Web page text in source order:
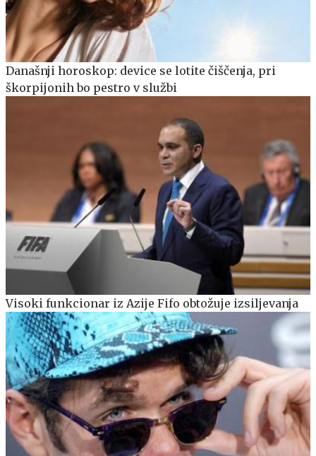
Današnji horoskop: device se lotite čiščenja, pri
škorpijonih bo pestro v službi
Visoki funkcionar iz Azije Fifo obtožuje izsiljevanja